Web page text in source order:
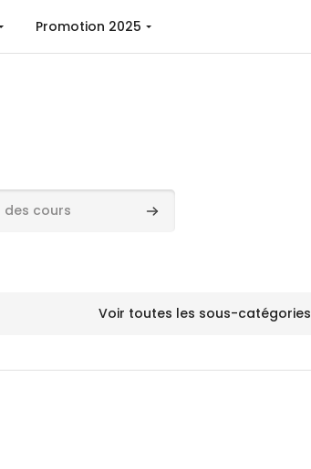
Promotion 2025
Rechercher des cours
Voir toutes les sous-catégories